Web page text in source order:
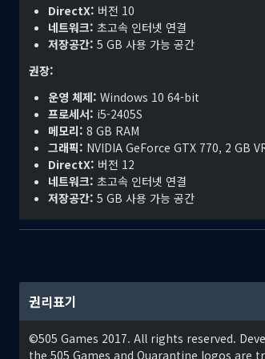
DirectX: 버전 10
네트워크: 초고속 인터넷 연결
저장공간: 5 GB 사용 가능 공간
권장:
운영 체제: Windows 10 64-bit
프로세서: i5-2405S
메모리: 8 GB RAM
그래픽: NVIDIA GeForce GTX 770, 2 GB
DirectX: 버전 12
네트워크: 초고속 인터넷 연결
저장공간: 5 GB 사용 가능 공간
권리표기
©505 Games 2017. All rights reserved.
the 505 Games and Quarantine logos are